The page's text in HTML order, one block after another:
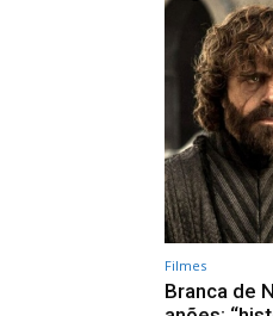
Filmes
Branca de